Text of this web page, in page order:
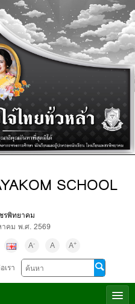
SCHOOL
รพิทยาคม
คม พ.ศ. 2569
A- A A+
เรา